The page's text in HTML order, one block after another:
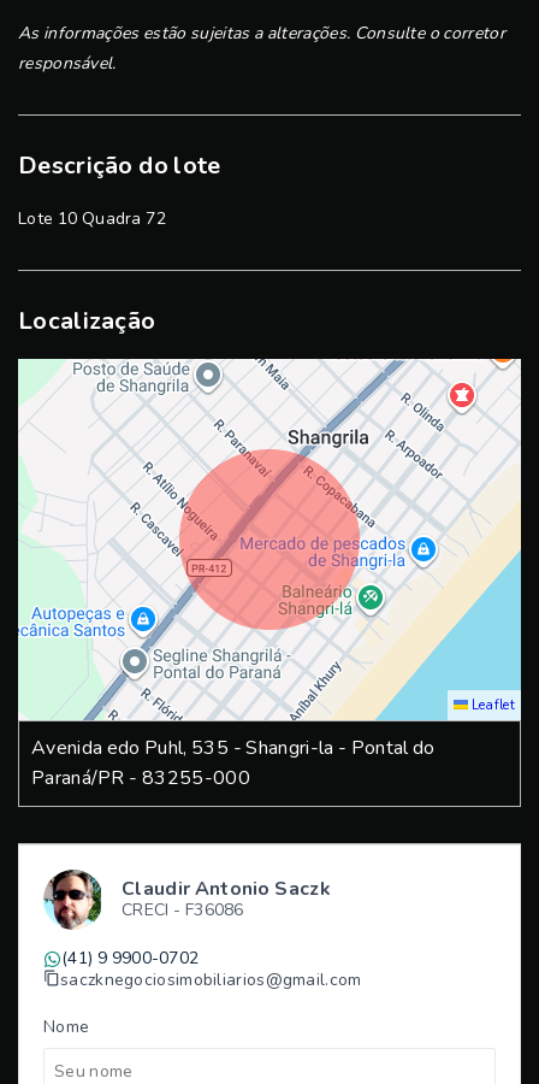
Claudir Antonio Saczk
CRECI - F36086
(41) 9 9900-0702
saczknegociosimobiliarios@gmail.com
Nome
As informações estão sujeitas a alterações. Consulte o corretor
responsável.
Descrição do lote
Lote 10 Quadra 72
Localização
Leaflet
Avenida edo Puhl, 535 - Shangri-la - Pontal do
Paraná/PR - 83255-000